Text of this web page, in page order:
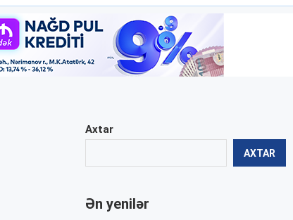
Axtar
AXTAR
Ən yenilər